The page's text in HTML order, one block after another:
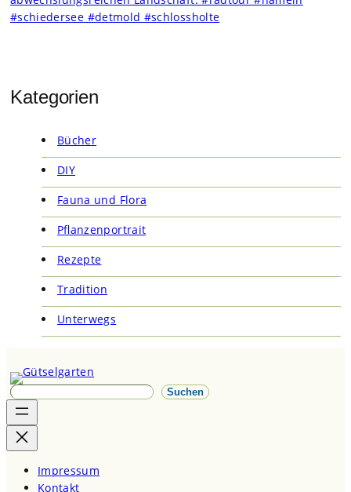
Kategorien
Bücher
DIY
Fauna und Flora
Pflanzenportrait
Rezepte
Tradition
Unterwegs
S
u
c
h
Suchen
Impressum
Kontakt